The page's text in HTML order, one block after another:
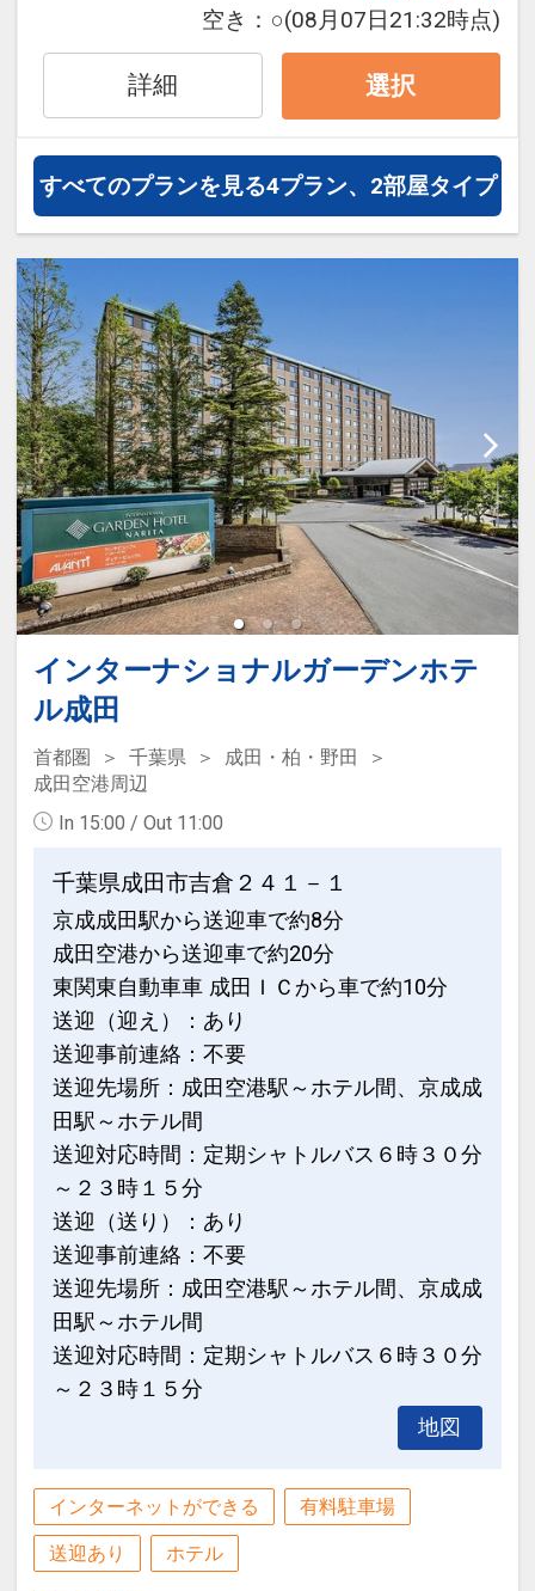
※宿泊期間中すべての日において人数・
氏名・客室タイプ・食事条件・プラン同
一であることが割引適用の条件となりま
す。
ーからお進みいただいた後表示される
「空室照会結果確認画面」でご確認くだ
「食事なしプラン」と「朝食付プラン」
をご用意しています。
●「食事なしプラン」と「朝食付プラ
ン」を掲載しています。
※ご覧のページがどちらかを【食事条
件】の項目でご確認のうえ、予約にお進
み下さい。
設定期間：2026年4月1日～2027年3月
31日
インターネットコース番号：DP-1-
17448360
空き： ○(08月07日21:32時点)
詳細 選択
すべてのプランを見る4プラン、2部屋タイプ
インターナショナルガーデンホテ
ル成田
首都圏 千葉県
成田・柏・野田
成田空港周辺
In 15:00 / Out 11:00
千葉県成田市吉倉２４１－１
京成成田駅から送迎車で約8分
成田空港から送迎車で約20分
東関東自動車車 成田ＩＣから車で約10分
送迎（迎え）：あり
送迎事前連絡：不要
送迎先場所：成田空港駅～ホテル間、京成成
田駅～ホテル間
送迎対応時間：定期シャトルバス６時３０分
～２３時１５分
送迎（送り）：あり
送迎事前連絡：不要
送迎先場所：成田空港駅～ホテル間、京成成
田駅～ホテル間
送迎対応時間：定期シャトルバス６時３０分
～２３時１５分
地図
インターネットができる 有料駐車場
送迎あり ホテル